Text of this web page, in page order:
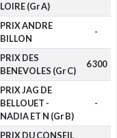
LOIRE (Gr A)
PRIX ANDRE
BILLON
-
PRIX DES
BENEVOLES (Gr C)
6 300
PRIX JAG DE
BELLOUET -
NADIA ET N (Gr B)
-
PRIX DU CONSEIL